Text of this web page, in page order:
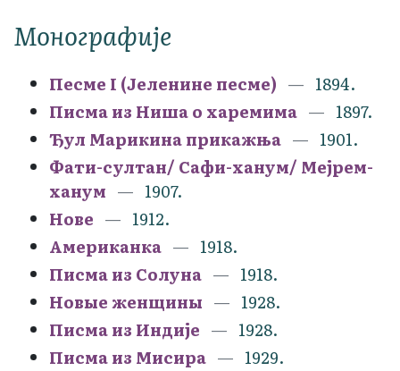
Монографије
Песме I (Јеленине песме)
1894.
Писма из Ниша о харемима
1897.
Ђул Марикина прикажња
1901.
Фати-султан/ Сафи-ханум/ Мејрем-
ханум
1907.
Нове
1912.
Американка
1918.
Писма из Солуна
1918.
Новые женщины
1928.
Писма из Индије
1928.
Писма из Мисира
1929.